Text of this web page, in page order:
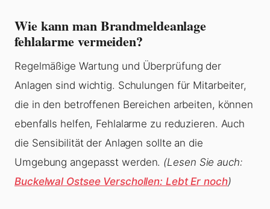
Wie kann man Brandmeldeanlage
fehlalarme vermeiden?
Regelmäßige Wartung und Überprüfung der
Anlagen sind wichtig. Schulungen für Mitarbeiter,
die in den betroffenen Bereichen arbeiten, können
ebenfalls helfen, Fehlalarme zu reduzieren. Auch
die Sensibilität der Anlagen sollte an die
Umgebung angepasst werden. (Lesen Sie auch:
Buckelwal Ostsee Verschollen: Lebt Er noch)